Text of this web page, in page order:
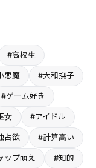
#高校生
悪魔 #大和撫子
#ゲーム好き
女 #アイドル
占欲 #計算高い
ップ萌え #知的